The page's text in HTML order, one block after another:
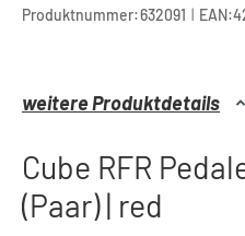
Produktnummer:632091 | EAN:
weitere Produktdetails
Cube RFR
(Paar) | red